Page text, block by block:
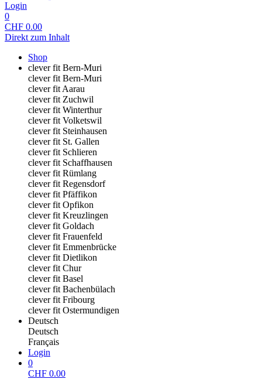
Login
0
CHF 0.00
Direkt zum Inhalt
Shop
clever fit Bern-Muri
clever fit Bern-Muri
clever fit Aarau
clever fit Zuchwil
clever fit Winterthur
clever fit Volketswil
clever fit Steinhausen
clever fit St. Gallen
clever fit Schlieren
clever fit Schaffhausen
clever fit Rümlang
clever fit Regensdorf
clever fit Pfäffikon
clever fit Opfikon
clever fit Kreuzlingen
clever fit Goldach
clever fit Frauenfeld
clever fit Emmenbrücke
clever fit Dietlikon
clever fit Chur
clever fit Basel
clever fit Bachenbülach
clever fit Fribourg
clever fit Ostermundigen
Deutsch
Deutsch
Français
Login
0
CHF 0.00